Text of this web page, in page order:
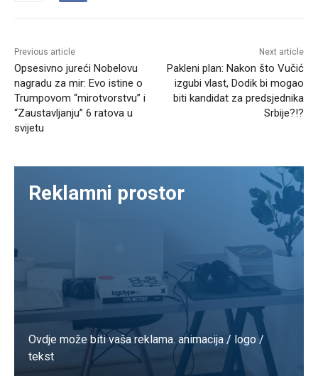
Previous article
Opsesivno jureći Nobelovu
nagradu za mir: Evo istine o
Trumpovom “mirotvorstvu” i
“Zaustavljanju” 6 ratova u
svijetu
Next article
Pakleni plan: Nakon što Vučić
izgubi vlast, Dodik bi mogao
biti kandidat za predsjednika
Srbije?!?
Reklamni prostor
Ovdje može biti vaša reklama. animacija / logo /
tekst